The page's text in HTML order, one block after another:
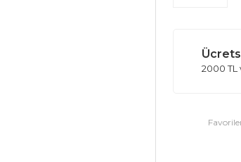
2000 TL